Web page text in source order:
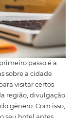
conseguir
de consumo,
os períodos do
dos viajantes
estratégias